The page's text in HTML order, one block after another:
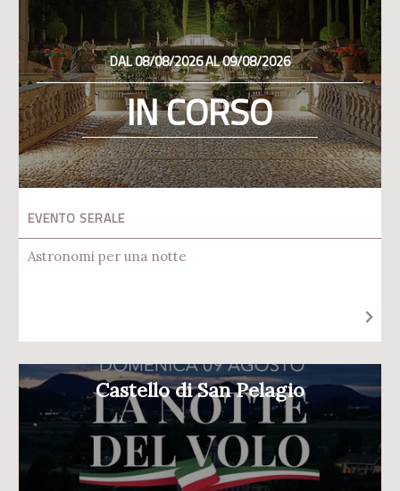
DAL 08/08/2026 AL 09/08/2026
IN CORSO
EVENTO SERALE
Astronomi per una notte
Castello di San Pelagio